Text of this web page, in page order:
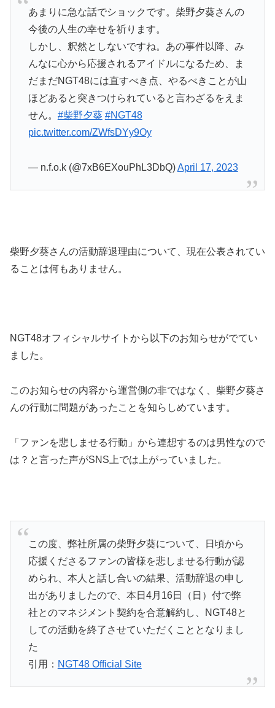
あまりに急な話でショックです。柴野夕葵さんの
今後の人生の幸せを祈ります。
しかし、釈然としないですね。あの事件以降、み
んなに心から応援されるアイドルになるため、ま
だまだNGT48には直すべき点、やるべきことが山
ほどあると突きつけられていると言わざるをえま
せん。 #柴野夕葵 #NGT48
pic.twitter.com/ZWfsDYy9Oy
— n.f.o.k (@7xB6EXouPhL3DbQ)April 17, 2023
柴野夕葵さんの活動辞退理由について、現在公表されてい
ることは何もありません。
NGT48オフィシャルサイトから以下のお知らせがでてい
ました。
このお知らせの内容から運営側の非ではなく、柴野夕葵さ
んの行動に問題があったことを知らしめています。
「ファンを悲しませる行動」から連想するのは男性なので
は？と言った声がSNS上では上がっていました。
この度、弊社所属の柴野夕葵について、日頃から
応援くださるファンの皆様を悲しませる行動が認
められ、本人と話し合いの結果、活動辞退の申し
出がありましたので、本日4月16日（日）付で弊
社とのマネジメント契約を合意解約し、NGT48と
しての活動を終了させていただくこととなりまし
た
引用： NGT48 Official Site